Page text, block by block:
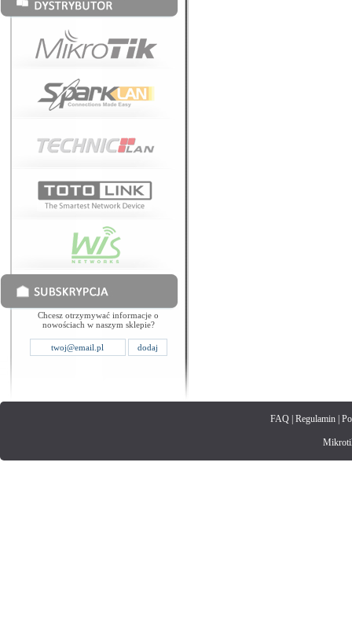
Chcesz otrzymywać informacje o
nowościach w naszym sklepie?
FAQ| Regulamin|